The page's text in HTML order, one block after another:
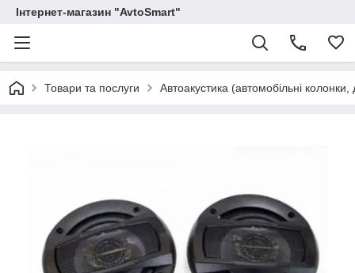
Інтернет-магазин "AvtoSmart"
Товари та послуги Автоакустика (автомобільні колонки,